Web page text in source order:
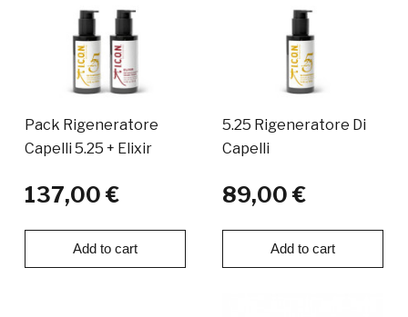
Pack Rigeneratore
Capelli 5.25 + Elixir
137,00 €
Add to cart
5.25 Rigeneratore Di
Capelli
89,00 €
Add to cart